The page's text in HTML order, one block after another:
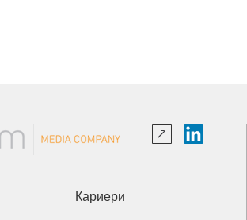
Кариери